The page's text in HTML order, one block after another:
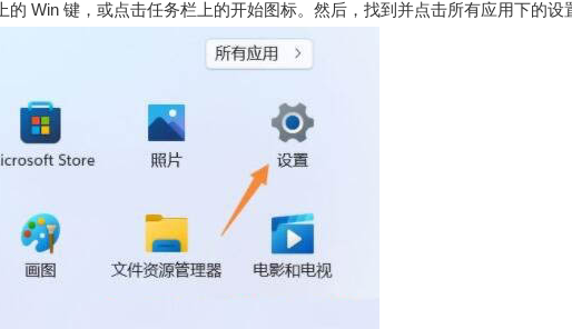
的 Win 键，或点击任务栏上的开始图标。然后，找到并点击所有应用下的设